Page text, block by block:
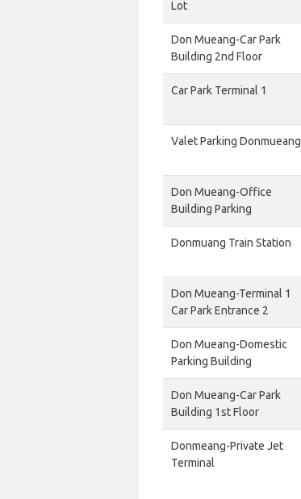
Lot
Don Mueang-Car Park
Building 2nd Floor
Car Park Terminal 1
Valet Parking Donmueang
Don Mueang-Office
Building Parking
Donmuang Train Station
Don Mueang-Terminal 1
Car Park Entrance 2
Don Mueang-Domestic
Parking Building
Don Mueang-Car Park
Building 1st Floor
Donmeang-Private Jet
Terminal